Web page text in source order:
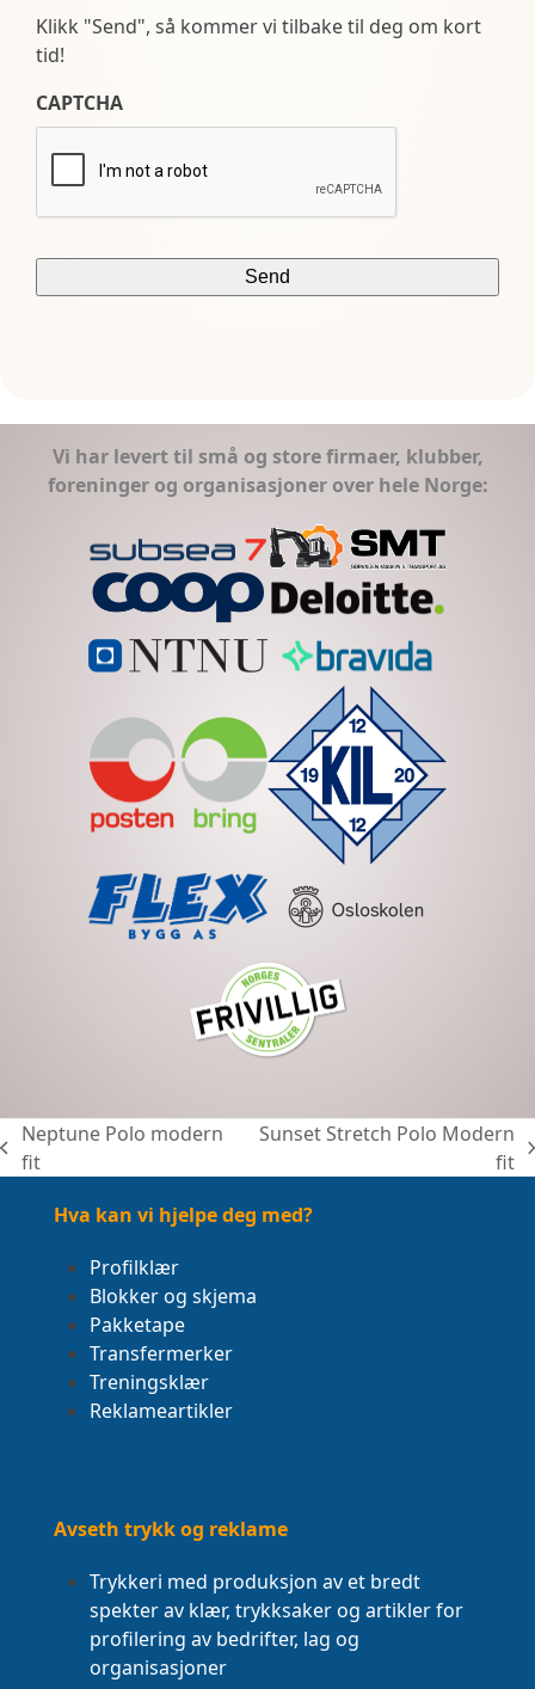
Klikk "Send", så kommer vi tilbake til deg om kort
tid!
CAPTCHA
Vi har levert til små og store firmaer, klubber,
foreninger og organisasjoner over hele Norge:
previous
Neptune Polo modern
fit
Sunset Stretch Polo Modern
fit
Hva kan vi hjelpe deg med?
Profilklær
Blokker og skjema
Pakketape
Transfermerker
Treningsklær
Reklameartikler
Avseth trykk og reklame
Trykkeri med produksjon av et bredt
spekter av klær, trykksaker og artikler for
profilering av bedrifter, lag og
organisasjoner